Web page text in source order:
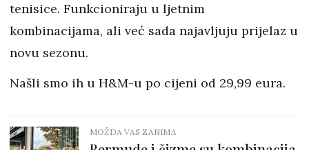
tenisice. Funkcioniraju u ljetnim
kombinacijama, ali već sada najavljuju prijelaz u
novu sezonu.
Našli smo ih u H&M-u po cijeni od 29,99 eura.
MOŽDA VAS ZANIMA